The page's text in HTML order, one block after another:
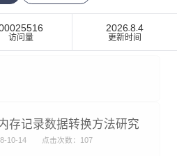
访问量
2026-8-4
更新时间
存记录数据转换方法研究
10-14 点击次数： 107